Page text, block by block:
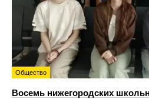
Общество
Восемь нижегородских